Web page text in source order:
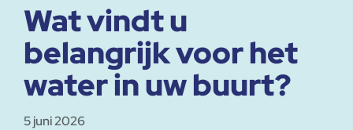
Wat vindt u
belangrijk voor het
water in uw buurt?
5 juni 2026